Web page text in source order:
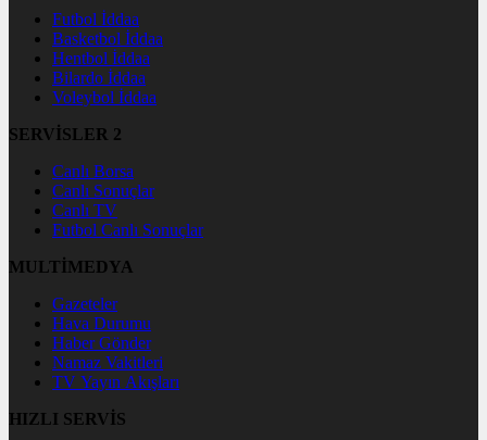
Futbol İddaa
Basketbol İddaa
Hentbol İddaa
Bilardo İddaa
Voleybol İddaa
SERVİSLER 2
Canlı Borsa
Canlı Sonuçlar
Canlı TV
Futbol Canlı Sonuçlar
MULTİMEDYA
Gazeteler
Hava Durumu
Haber Gönder
Namaz Vakitleri
TV Yayın Akışları
HIZLI SERVİS